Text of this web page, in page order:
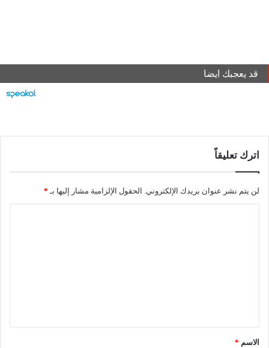
قد يعجبك ايضا
اترك تعليقاً
لن يتم نشر عنوان بريدك الإلكتروني. الحقول الإلزامية مشار إليها بـ *
*الاسم *